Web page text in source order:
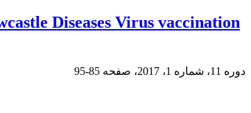
Diseases Virus vaccination
دوره 11، شماره 1، 2017، صفحه 85-95